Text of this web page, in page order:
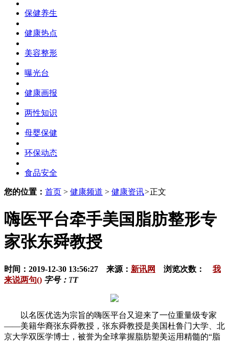
保健养生
健康热点
美容整形
曝光台
健康画报
两性知识
母婴保健
环保动态
食品安全
您的位置： 首页 > 健康频道 > 健康资讯>正文
嗨医平台牵手美国脂肪整形专
家张东舜教授
时间：2019-12-30 13:56:27 来源： 新讯网 浏览次数： 我
来说两句() 字号： TT
以名医优选为宗旨的嗨医平台又迎来了一位重量级专家
——美籍华裔张东舜教授，张东舜教授是美国杜鲁门大学、北
京大学双医学博士，被誉为全球掌握脂肪塑美运用精髓的“脂